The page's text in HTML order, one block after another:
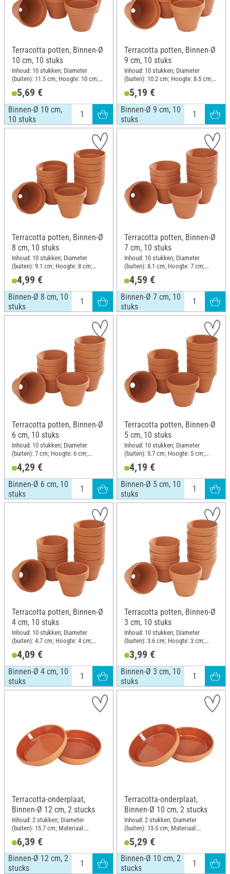
Terracotta potten, Binnen-Ø
10 cm, 10 stuks
Inhoud: 10 stukken; Diameter
(buiten): 11.5 cm; Hoogte: 10 cm;
Materiaal: Terracotta
5,69 €
Binnen-Ø 10 cm,
10 stuks
Terracotta potten, Binnen-Ø
9 cm, 10 stuks
Inhoud: 10 stukken; Diameter
(buiten): 10.2 cm; Hoogte: 8.5 cm;
Materiaal: Terracotta
5,19 €
Binnen-Ø 9 cm, 10
stuks
Terracotta potten, Binnen-Ø
8 cm, 10 stuks
Inhoud: 10 stukken; Diameter
(buiten): 9.1 cm; Hoogte: 8 cm;
4,99 €
Binnen-Ø 8 cm, 10
stuks
Terracotta potten, Binnen-Ø
7 cm, 10 stuks
Inhoud: 10 stukken; Diameter
(buiten): 8.1 cm; Hoogte: 7 cm;
4,59 €
Binnen-Ø 7 cm, 10
stuks
Terracotta potten, Binnen-Ø
6 cm, 10 stuks
Inhoud: 10 stukken; Diameter
(buiten): 7 cm; Hoogte: 6 cm;
4,29 €
Binnen-Ø 6 cm, 10
stuks
Terracotta potten, Binnen-Ø
5 cm, 10 stuks
Inhoud: 10 stukken; Diameter
(buiten): 5.7 cm; Hoogte: 5 cm;
4,19 €
Binnen-Ø 5 cm, 10
stuks
Terracotta potten, Binnen-Ø
4 cm, 10 stuks
Inhoud: 10 stukken; Diameter
(buiten): 4.7 cm; Hoogte: 4 cm;
4,09 €
Binnen-Ø 4 cm, 10
stuks
Terracotta potten, Binnen-Ø
3 cm, 10 stuks
Inhoud: 10 stukken; Diameter
(buiten): 3.6 cm; Hoogte: 3 cm;
3,99 €
Binnen-Ø 3 cm, 10
stuks
Terracotta-onderplaat,
Binnen-Ø 12 cm, 2 stucks
Inhoud: 2 stukken; Diameter
(buiten): 15.7 cm; Materiaal:
6,39 €
Binnen-Ø 12 cm, 2
stucks
Terracotta-onderplaat,
Binnen-Ø 10 cm, 2 stucks
Inhoud: 2 stukken; Diameter
(buiten): 13.5 cm; Materiaal:
5,29 €
Binnen-Ø 10 cm, 2
stucks